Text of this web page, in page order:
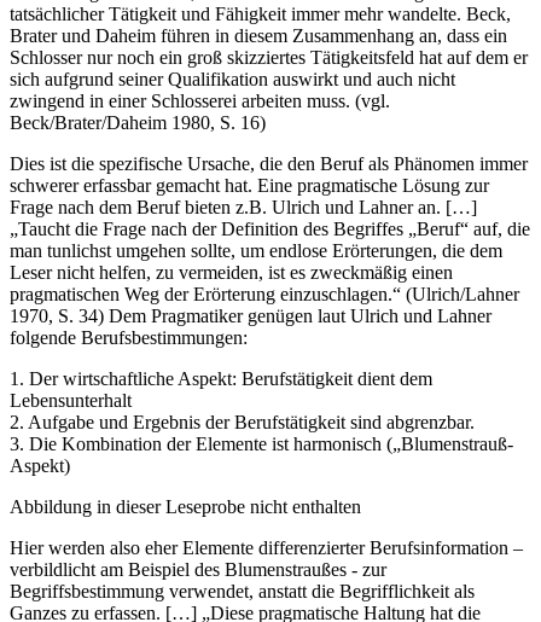
Ausbildung. Dies meint, dass sich der Zusammenhang von
tatsächlicher Tätigkeit und Fähigkeit immer mehr wandelte. Beck,
Brater und Daheim führen in diesem Zusammenhang an, dass ein
Schlosser nur noch ein groß skizziertes Tätigkeitsfeld hat auf dem er
sich aufgrund seiner Qualifikation auswirkt und auch nicht
zwingend in einer Schlosserei arbeiten muss. (vgl.
Dies ist die spezifische Ursache, die den Beruf als Phänomen immer
schwerer erfassbar gemacht hat. Eine pragmatische Lösung zur
Frage nach dem Beruf bieten z.B. Ulrich und Lahner an. […]
„Taucht die Frage nach der Definition des Begriffes „Beruf“ auf, die
man tunlichst umgehen sollte, um endlose Erörterungen, die dem
Leser nicht helfen, zu vermeiden, ist es zweckmäßig einen
pragmatischen Weg der Erörterung einzuschlagen.“ (Ulrich/Lahner
1970, S. 34) Dem Pragmatiker genügen laut Ulrich und Lahner
1. Der wirtschaftliche Aspekt: Berufstätigkeit dient dem
Lebensunterhalt
2. Aufgabe und Ergebnis der Berufstätigkeit sind abgrenzbar.
3. Die Kombination der Elemente ist harmonisch („Blumenstrauß-
Hier werden also eher Elemente differenzierter Berufsinformation –
verbildlicht am Beispiel des Blumenstraußes - zur
Begriffsbestimmung verwendet, anstatt die Begrifflichkeit als